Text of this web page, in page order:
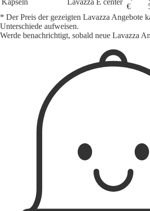
Kapseln
Lavazza E center
€
* Der Preis der gezeigten Lavazza Angebote
Unterschiede aufweisen.
Werde benachrichtigt, sobald neue Lavazza